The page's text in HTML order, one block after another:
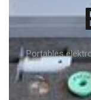
Portables